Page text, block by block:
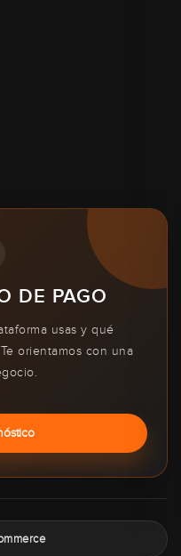
DE PAGO
usas y qué
orientamos con una